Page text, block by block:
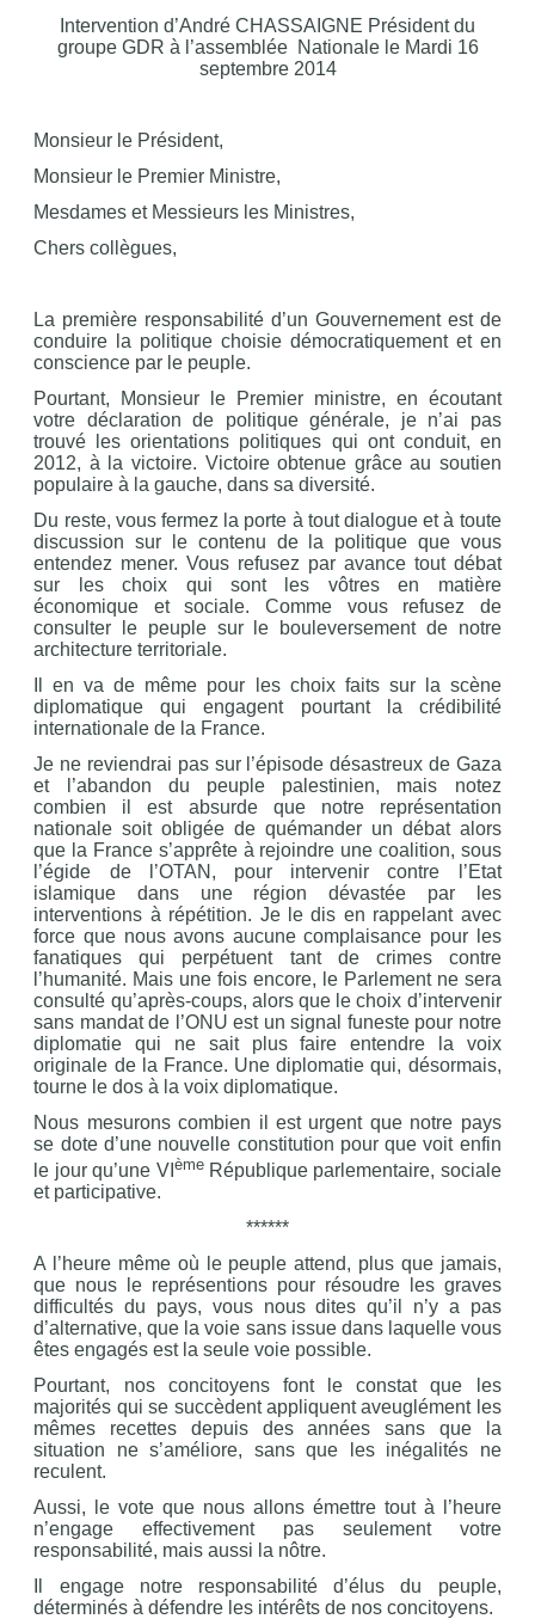
Intervention d’André CHASSAIGNE Président du
groupe GDR à l’assemblée Nationale le Mardi 16
septembre 2014
Monsieur le Président,
Monsieur le Premier Ministre,
Mesdames et Messieurs les Ministres,
Chers collègues,
La première responsabilité d’un Gouvernement est de
conduire la politique choisie démocratiquement et en
conscience par le peuple.
Pourtant, Monsieur le Premier ministre, en écoutant
votre déclaration de politique générale, je n’ai pas
trouvé les orientations politiques qui ont conduit, en
2012, à la victoire. Victoire obtenue grâce au soutien
populaire à la gauche, dans sa diversité.
Du reste, vous fermez la porte à tout dialogue et à toute
discussion sur le contenu de la politique que vous
entendez mener. Vous refusez par avance tout débat
sur les choix qui sont les vôtres en matière
économique et sociale. Comme vous refusez de
consulter le peuple sur le bouleversement de notre
architecture territoriale.
Il en va de même pour les choix faits sur la scène
diplomatique qui engagent pourtant la crédibilité
internationale de la France.
Je ne reviendrai pas sur l’épisode désastreux de Gaza
et l’abandon du peuple palestinien, mais notez
combien il est absurde que notre représentation
nationale soit obligée de quémander un débat alors
que la France s’apprête à rejoindre une coalition, sous
l’égide de l’OTAN, pour intervenir contre l’Etat
islamique dans une région dévastée par les
interventions à répétition. Je le dis en rappelant avec
force que nous avons aucune complaisance pour les
fanatiques qui perpétuent tant de crimes contre
l’humanité. Mais une fois encore, le Parlement ne sera
consulté qu’après-coups, alors que le choix d’intervenir
sans mandat de l’ONU est un signal funeste pour notre
diplomatie qui ne sait plus faire entendre la voix
originale de la France. Une diplomatie qui, désormais,
tourne le dos à la voix diplomatique.
Nous mesurons combien il est urgent que notre pays
se dote d’une nouvelle constitution pour que voit enfin
le jour qu’une VI èmeRépublique parlementaire, sociale
et participative.
******
A l’heure même où le peuple attend, plus que jamais,
que nous le représentions pour résoudre les graves
difficultés du pays, vous nous dites qu’il n’y a pas
d’alternative, que la voie sans issue dans laquelle vous
êtes engagés est la seule voie possible.
Pourtant, nos concitoyens font le constat que les
majorités qui se succèdent appliquent aveuglément les
mêmes recettes depuis des années sans que la
situation ne s’améliore, sans que les inégalités ne
reculent.
Aussi, le vote que nous allons émettre tout à l’heure
n’engage effectivement pas seulement votre
responsabilité, mais aussi la nôtre.
Il engage notre responsabilité d’élus du peuple,
déterminés à défendre les intérêts de nos concitoyens.